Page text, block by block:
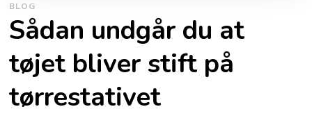
BLOG
Sådan undgår du at
tøjet bliver stift på
tørrestativet